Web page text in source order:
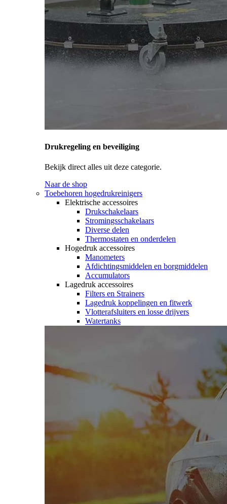
Drukregeling en beveiliging
Bekijk direct alles uit deze categorie.
Naar de shop
Toebehoren hogedrukreinigers
Elektrische accessoires
Drukschakelaars
Stromingsschakelaars
Diverse delen
Thermostaten en onderdelen
Hogedruk accessoires
Manometers
Afdichtingsmiddelen en borgmiddelen
Accumulators
Lagedruk accessoires
Filters en Strainers
Lagedruk koppelingen en fitwerk
Vlotterafsluiters en losse drijvers
Watertanks